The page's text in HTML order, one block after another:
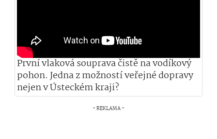
První vlaková souprava čistě na vodíkový
pohon. Jedna z možností veřejné dopravy
nejen v Ústeckém kraji?